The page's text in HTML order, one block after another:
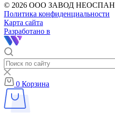
© 2026 ООО ЗАВОД НЕОСПАН
Политика конфиденциальности
Карта сайта
Разработано в
0 Корзина